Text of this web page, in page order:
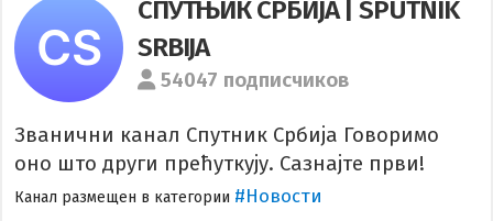
СПУТЊИК СРБИJА | SPUTNIK
SRBIJA
54047 подписчиков
Званични канал Спутник Србија Говоримо
оно што други прећуткују. Сазнајте први!
Канал размещен в категории #Новости